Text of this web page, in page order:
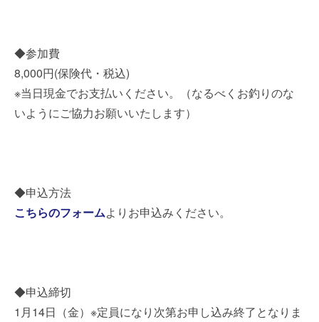
◆参加費
8,000円(保険代・税込)
※当日現金でお支払いください。（なるべくお釣りのな
いようにご協力お願いいたします）
◆申込方法
こちらのフォームよりお申込みください。
◆申込締切
1月14日（金）※定員になり次第お申し込み終了となりま